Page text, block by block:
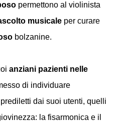
permettono al violinista
musicaleper curare
bolzanine.
anziani pazienti nelle
di individuare
dai suoi utenti, quelli
la fisarmonica e il